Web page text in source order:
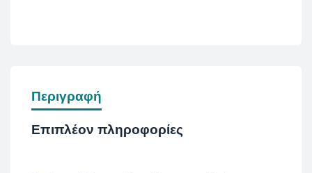
Περιγραφή
Επιπλέον πληροφορίες